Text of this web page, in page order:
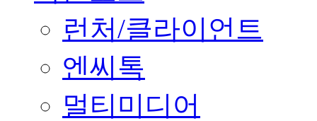
런처/클라이언트
엔씨톡
멀티미디어